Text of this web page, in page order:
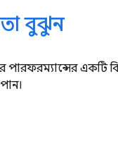
বুঝুন
পারফরম্যান্সের একটি